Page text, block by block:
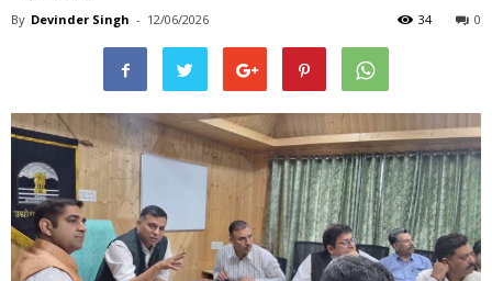
By Devinder Singh - 12/06/2026 0
34